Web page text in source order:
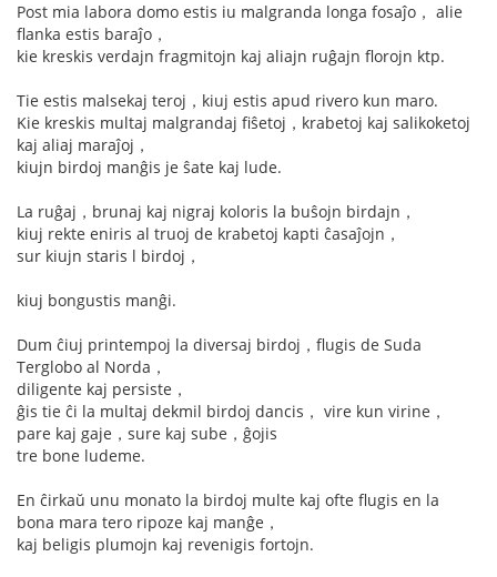
Post mia labora domo estis iu malgranda longa fosaĵo， alie
flanka estis baraĵo，
kie kreskis verdajn fragmitojn kaj aliajn ruĝajn florojn ktp.
Tie estis malsekaj teroj，kiuj estis apud rivero kun maro.
Kie kreskis multaj malgrandaj fiŝetoj，krabetoj kaj salikoketoj
kaj aliaj maraĵoj，
kiujn birdoj manĝis je ŝate kaj lude.
La ruĝaj，brunaj kaj nigraj koloris la buŝojn birdajn，
kiuj rekte eniris al truoj de krabetoj kapti ĉasaĵojn，
sur kiujn staris l birdoj，
kiuj bongustis manĝi.
Dum ĉiuj printempoj la diversaj birdoj，flugis de Suda
Terglobo al Norda，
diligente kaj persiste，
ĝis tie ĉi la multaj dekmil birdoj dancis， vire kun virine，
pare kaj gaje，sure kaj sube，ĝojis
tre bone ludeme.
En ĉirkaŭ unu monato la birdoj multe kaj ofte flugis en la
bona mara tero ripoze kaj manĝe，
kaj beligis plumojn kaj revenigis fortojn.